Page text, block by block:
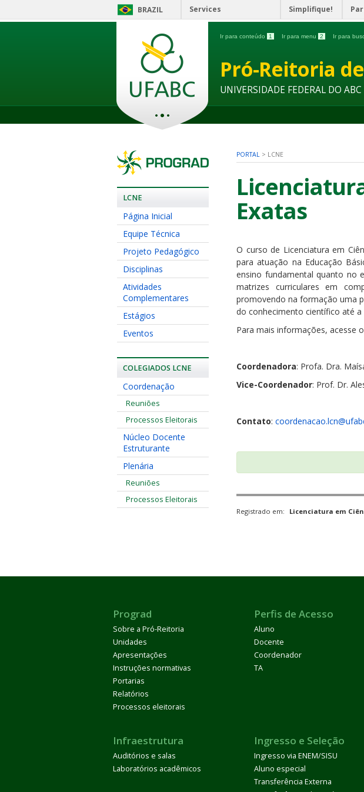
BRAZIL Services Simplifique!
Ir para conteúdo 1 Ir para menu 2 Ir para
Pró-Reitoria
UNIVERSIDADE FEDERAL DO ABC
LCNE
Página Inicial
Equipe Técnica
Projeto Pedagógico
Disciplinas
Atividades
Complementares
Estágios
Eventos
COLEGIADOS LCNE
Coordenação
Reuniões
Processos Eleitorais
Núcleo Docente
Estruturante
Plenária
Reuniões
Processos Eleitorais
PORTAL > LCNE
Exatas
O curso de Licenciatura em
para atuação na Educação
ensino fundamental quanto no
matrizes curriculares em
promovendo na formação uma
do conhecimento científico até
Para mais informações, acesse o
Coordenadora: Profa. Dra.
Vice-Coordenador: Prof. Dr.
Contato:
Registrado em: Licenciatura em
Prograd
Sobre a Pró-Reitoria
Unidades
Apresentações
Instruções normativas
Portarias
Relatórios
Processos eleitorais
Perfis de Acesso
Aluno
Docente
Coordenador
TA
Infraestrutura
Auditórios e salas
Laboratórios acadêmicos
Ingresso e Seleção
Ingresso via ENEM/SISU
Aluno especial
Transferência Externa